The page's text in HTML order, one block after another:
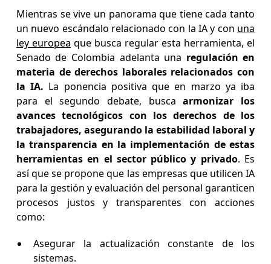
Mientras se vive un panorama que tiene cada tanto
un nuevo escándalo relacionado con la IA y con una
ley europea que busca regular esta herramienta, el
Senado de Colombia adelanta una regulación en
materia de derechos laborales relacionados con
la IA. La ponencia positiva que en marzo ya iba
para el segundo debate, buscaarmonizar los
avances tecnológicos con los derechos de los
trabajadores, asegurando la estabilidad laboral y
la transparencia en la implementación de estas
herramientas en el sector público y privado. Es
así que se propone que las empresas que utilicen IA
para la gestión y evaluación del personal garanticen
procesos justos y transparentes con acciones
como:
Asegurar la actualización constante de los
sistemas.